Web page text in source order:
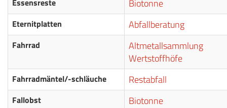
Essensreste Biotonne
Eternitplatten Abfallberatung
Fahrrad
Altmetallsammlung
Wertstoffhöfe
Fahrradmäntel/-schläuche Restabfall
Fallobst Biotonne